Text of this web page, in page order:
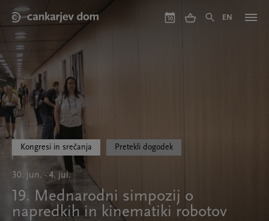
main
content
10 EN
Kongresi in srečanja Pretekli dogodek
30. jun. - 4. jul.
19. Mednarodni simpozij o
napredkih in kinematiki robotov